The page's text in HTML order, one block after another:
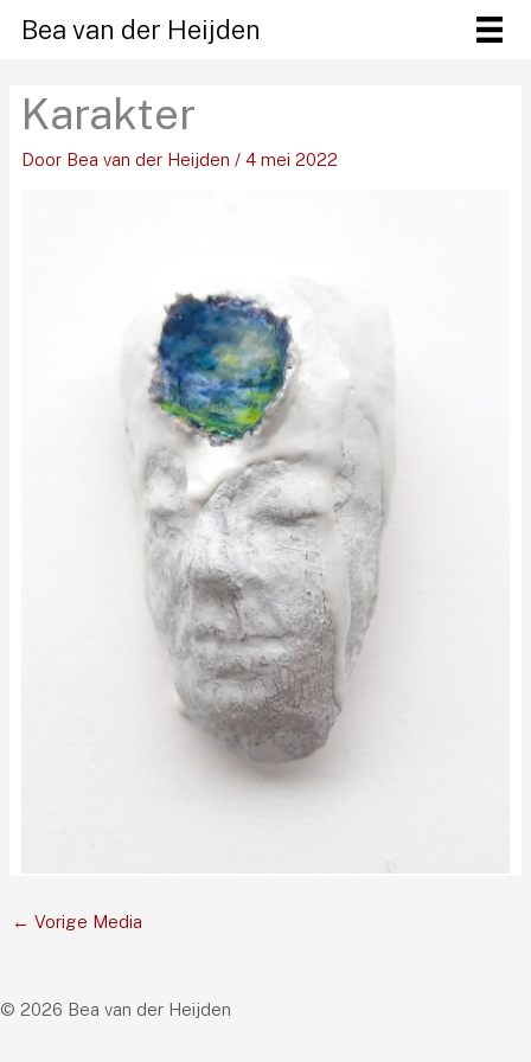
naar
inhoud
Bea van der Heijden
Karakter
Door Bea van der Heijden / 4 mei 2022
← Vorige Media
© 2026 Bea van der Heijden